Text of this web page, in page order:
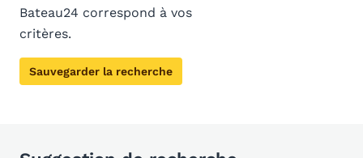
Bateau24 correspond à vos
critères.
Sauvegarder la recherche